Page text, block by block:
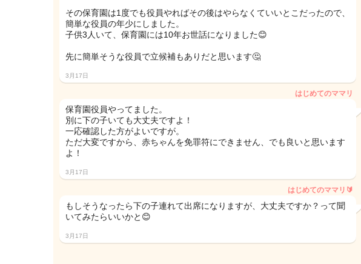
その保育園は1度でも役員やればその後はやらなくていいとこだったので、
簡単な役員の年少にしました。
子供3人いて、保育園には10年お世話になりました😊
先に簡単そうな役員で立候補もありだと思います🤔
3月17日
はじめてのママリ
保育園役員やってました。
別に下の子いても大丈夫ですよ！
一応確認した方がよいですが。
ただ大変ですから、赤ちゃんを免罪符にできません、でも良いと思います
よ！
3月17日
はじめてのママリ🔰
もしそうなったら下の子連れて出席になりますが、大丈夫ですか？って聞
いてみたらいいかと😊
3月17日